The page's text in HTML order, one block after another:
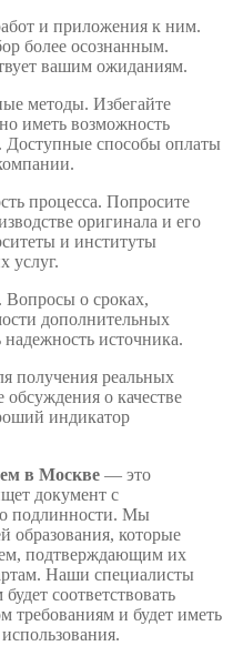
и приложения к ним.
более осознанным.
вашим ожиданиям.
методы. Избегайте
иметь возможность
Доступные способы оплаты
процесса. Попросите
оригинала и его
и институты
услуг.
Вопросы о сроках,
дополнительных
источника.
получения реальных
о качестве
индикатор
в Москве — это
документ с
подлинности. Мы
образования, которые
подтверждающим их
Наши специалисты
соответствовать
требованиям и будет иметь